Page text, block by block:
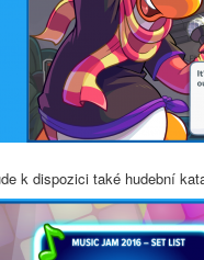
k dispozici také hudební